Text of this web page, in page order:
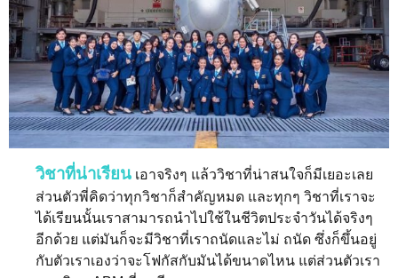
วิชาที่น่าเรียน เอาจริงๆ แล้ววิชาที่น่าสนใจก็มีเยอะเลย
ส่วนตัวพี่คิดว่าทุกวิชาก็สำคัญหมด และทุกๆ วิชาที่เราจะ
ได้เรียนนั้นเราสามารถนำไปใช้ในชีวิตประจำวันได้จริงๆ
อีกด้วย แต่มันก็จะมีวิชาที่เราถนัดและไม่ ถนัด ซึ่งก็ขึ้นอยู่
กับตัวเราเองว่าจะโฟกัสกับมันได้ขนาดไหน แต่ส่วนตัวเรา